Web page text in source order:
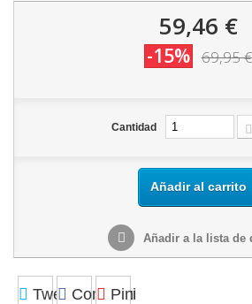
59,46 €
-15% 69,95 €
Cantidad
Añadir al carrito
Añadir a la lista de
TweetCompartirPinterest